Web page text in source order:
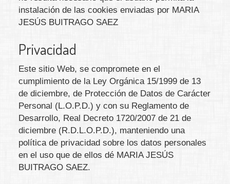
instalación de las cookies enviadas por MARIA
JESÚS BUITRAGO SAEZ
Privacidad
Este sitio Web, se compromete en el
cumplimiento de la Ley Orgánica 15/1999 de 13
de diciembre, de Protección de Datos de Carácter
Personal (L.O.P.D.) y con su Reglamento de
Desarrollo, Real Decreto 1720/2007 de 21 de
diciembre (R.D.L.O.P.D.), manteniendo una
política de privacidad sobre los datos personales
en el uso que de ellos dé MARIA JESÚS
BUITRAGO SAEZ.